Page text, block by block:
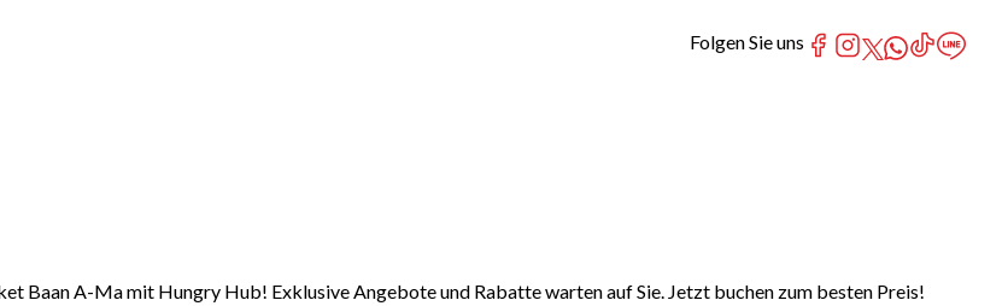
Baan A-Ma mit Hungry Hub! Exklusive Angebote und Rabatte warten auf Sie. Jetzt buchen zum besten Preis!
Folgen Sie uns